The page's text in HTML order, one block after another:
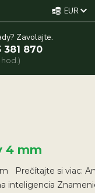
EUR
Zavolajte.
381 870
hod.)
4 mm
Prečítajte si viac:
inteligencia